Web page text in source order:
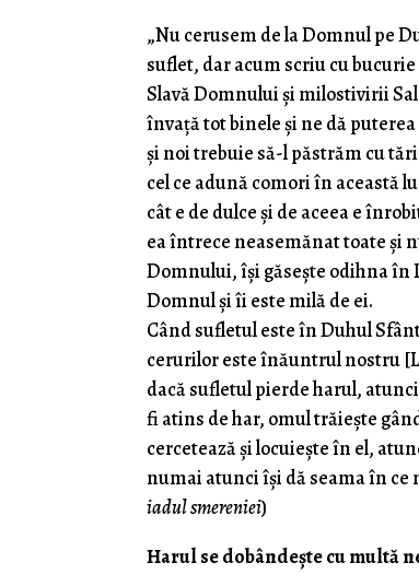
„Nu cerusem de la Domnul pe
suflet, dar acum scriu cu
Slavă Domnului și milostivirii
învață tot binele și ne dă
și noi trebuie să-l păstrăm cu
cel ce adună comori în această
cât e de dulce și de aceea e
ea întrece neasemănat toate și
Domnului, își găsește odihna în
Domnul și îi este milă de ei.
Când sufletul este în Duhul
cerurilor este înăuntrul nostru
dacă sufletul pierde harul,
fi atins de har, omul trăiește
cercetează și locuiește în el,
numai atunci își dă seama în ce
iadul smereniei)
Harul se dobândește cu multă